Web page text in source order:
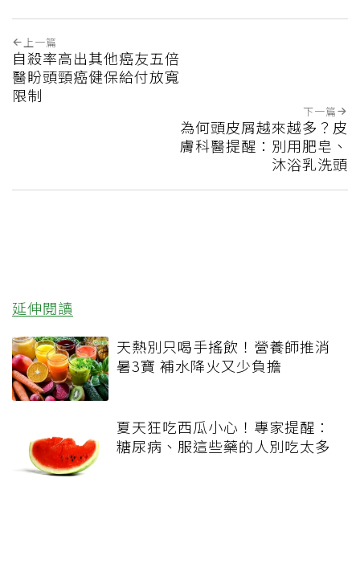
上一篇
自殺率高出其他癌友五倍
醫盼頭頸癌健保給付放寬
限制
下一篇
為何頭皮屑越來越多？皮
膚科醫提醒：別用肥皂、
沐浴乳洗頭
延伸閱讀
天熱別只喝手搖飲！營養師推消
暑3寶 補水降火又少負擔
夏天狂吃西瓜小心！專家提醒：
糖尿病、服這些藥的人別吃太多